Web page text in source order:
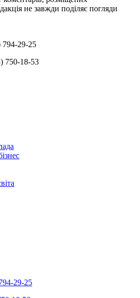
не завжди поділяє погляди
794-29-25
750-18-53
29-25